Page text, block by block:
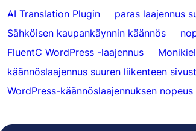
AI Translation Plugin paras laajennus
Sähköisen kaupankäynnin käännös
FluentC WordPress -laajennus
käännöslaajennus suuren liikenteen
WordPress-käännöslaajennuksen nopeus